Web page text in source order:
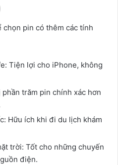
chọn pin có thêm các tính
Tiện lợi cho iPhone, không
trăm pin chính xác hơn
Hữu ích khi đi du lịch khám
trời: Tốt cho những chuyến
điện.